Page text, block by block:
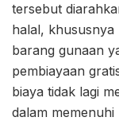
tersebut
halal,
barang gunaan
pembiayaan
biaya tidak lagi
dalam memenuhi